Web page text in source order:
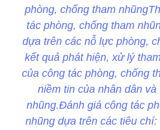
phòng, chống tham
tác phòng, chống tham
dựa trên các nỗ lực phòng,
kết quả phát hiện, xử lý
của công tác phòng, chống
niềm tin của nhân dân
nhũng.Đánh giá công tác
nhũng dựa trên các tiêu